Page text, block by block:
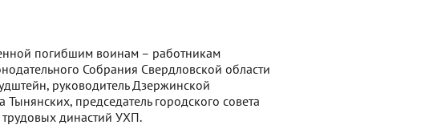
погибшим воинам – работникам
Собрания Свердловской области
руководитель Дзержинской
председатель городского совета
династий УХП.